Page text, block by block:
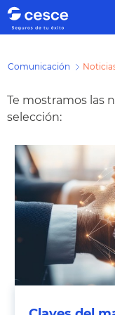
Comunicación
Te mostramos las
selección: